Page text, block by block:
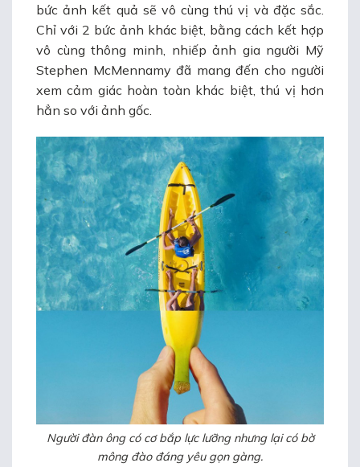
bức ảnh kết quả sẽ vô cùng thú vị và đặc sắc.
Chỉ với 2 bức ảnh khác biệt, bằng cách kết hợp
vô cùng thông minh, nhiếp ảnh gia người Mỹ
Stephen McMennamy đã mang đến cho người
xem cảm giác hoàn toàn khác biệt, thú vị hơn
hẳn so với ảnh gốc.
Người đàn ông có cơ bắp lực lưỡng nhưng lại có bờ
mông đào đáng yêu gọn gàng.